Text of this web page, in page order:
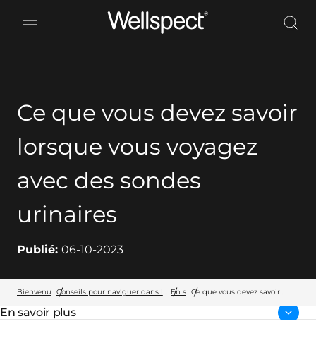
Wellspect
Ce que vous devez savoir
lorsque vous voyagez
avec des sondes
urinaires
Publié: 06-10-2023
Bienvenue chez Wellspect Conseils pour naviguer dans la vie avec des problèmes de vessie et d’intestin En savoir plusCe que vous devez savoir
Page parents:
En savoir plus